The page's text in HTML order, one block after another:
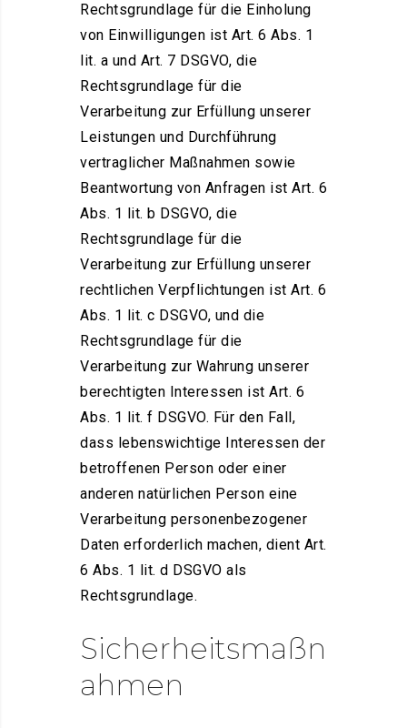
Rechtsgrundlage für die Einholung
von Einwilligungen ist Art. 6 Abs. 1
lit. a und Art. 7 DSGVO, die
Rechtsgrundlage für die
Verarbeitung zur Erfüllung unserer
Leistungen und Durchführung
vertraglicher Maßnahmen sowie
Beantwortung von Anfragen ist Art. 6
Abs. 1 lit. b DSGVO, die
Rechtsgrundlage für die
Verarbeitung zur Erfüllung unserer
rechtlichen Verpflichtungen ist Art. 6
Abs. 1 lit. c DSGVO, und die
Rechtsgrundlage für die
Verarbeitung zur Wahrung unserer
berechtigten Interessen ist Art. 6
Abs. 1 lit. f DSGVO. Für den Fall,
dass lebenswichtige Interessen der
betroffenen Person oder einer
anderen natürlichen Person eine
Verarbeitung personenbezogener
Daten erforderlich machen, dient Art.
6 Abs. 1 lit. d DSGVO als
Rechtsgrundlage.
Sicherheitsmaßn
ahmen